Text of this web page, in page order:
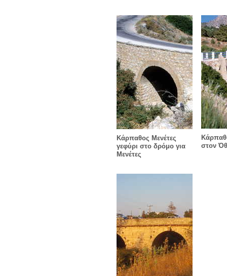
Κάρπαθος Μενέτες
γεφύρι στο δρόμο για
Μενέτες
στον